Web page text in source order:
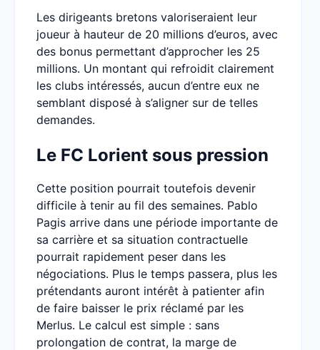
Les dirigeants bretons valoriseraient leur
joueur à hauteur de 20 millions d’euros, avec
des bonus permettant d’approcher les 25
millions. Un montant qui refroidit clairement
les clubs intéressés, aucun d’entre eux ne
semblant disposé à s’aligner sur de telles
demandes.
Le FC Lorient sous pression
Cette position pourrait toutefois devenir
difficile à tenir au fil des semaines. Pablo
Pagis arrive dans une période importante de
sa carrière et sa situation contractuelle
pourrait rapidement peser dans les
négociations. Plus le temps passera, plus les
prétendants auront intérêt à patienter afin
de faire baisser le prix réclamé par les
Merlus. Le calcul est simple : sans
prolongation de contrat, la marge de